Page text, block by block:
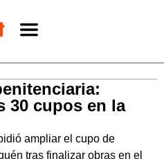
30 cupos en la
ampliar el cupo de
tras finalizar obras en el